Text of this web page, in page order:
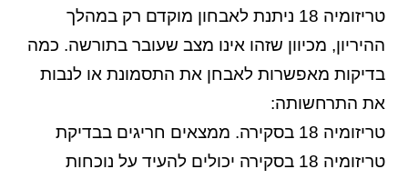
טריזומיה 18 ניתנת לאבחון מוקדם רק במהלך
ההיריון, מכיוון שזהו אינו מצב שעובר בתורשה. כמה
בדיקות מאפשרות לאבחן את התסמונת או לנבות
את התרחשותה:
טריזומיה 18 בסקירה. ממצאים חריגים בבדיקת
טריזומיה 18 בסקירה יכולים להעיד על נוכחות